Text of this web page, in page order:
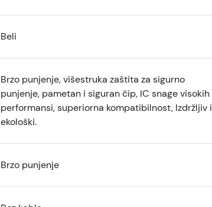
Beli
Brzo punjenje, višestruka zaštita za sigurno
punjenje, pametan i siguran čip, IC snage visokih
performansi, superiorna kompatibilnost, Izdržljiv i
ekološki.
Brzo punjenje